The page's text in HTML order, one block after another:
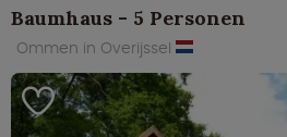
Baumhaus - 5 Personen
Ommen in Overijssel